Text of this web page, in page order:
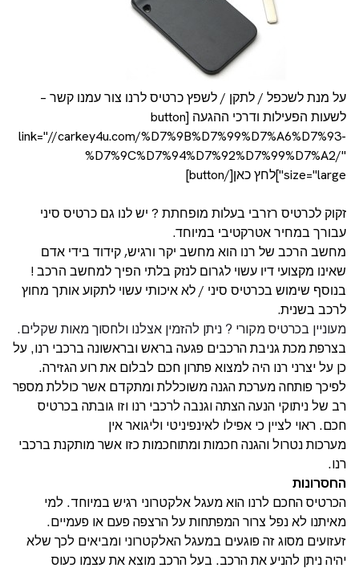
על מנת לשכפל / לתקן / לשפץ כרטיס לרנו צור עמנו קשר –
לשעות הפעילות ודרכי ההגעה [button
link="//carkey4u.com/%D7%9B%D7%99%D7%A6%D7%93-
%D7%9C%D7%94%D7%92%D7%99%D7%A2/"
size="large"]לחץ כאן[/button]
זקוק לכרטיס רזרבי בעלות מופחתת ? יש לנו גם כרטיס סיני
עבורך במחיר אטרקטיבי במיוחד.
מחשב הרכב של רנו הוא מחשב יקר ורגיש, קידוד בידי אדם
שאינו מקצועי דיו עשוי לגרום לנזק בלתי הפיך למחשב הרכב !
בנוסף שימוש בכרטיס סיני / לא איכותי עשוי לתקוע אותך מחוץ
לרכב בשנית.
מעוניין בכרטיס מקורי ? ניתן להזמין אצלנו ולחסוך מאות שקלים.
בצרפת מכת גניבת הרכבים פגעה בראש ובראשונה ברכבי רנו, על
כן על יצרני רנו היה למצוא פתרון חכם לבלום את רוע הגזירה.
לפיכך פותחה מערכת הגנה משוכללת ומתקדם אשר כוללת מספר
רב של ניתוקי הנעה הצתה וגנבה לרכבי רנו וזו גובתה בכרטיס
חכם. ראוי לציין כי אפילו לאינפיניטי וליגואר אין
מערכות נטרול והגנה חכמות ומתוחכמות כזו אשר מותקנת ברכבי
רנו.
החסרונות
הכרטיס החכם לרנו הוא מעגל אלקטרוני רגיש במיוחד. למי
מאיתנו לא נפל צרור המפתחות על הרצפה פעם או פעמיים.
זעזועים מסוג זה פוגעים במעגל האלקטרוני ומביאים לכך שלא
יהיה ניתן להניע את הרכב. בעל הרכב מוצא את עצמו כעוס